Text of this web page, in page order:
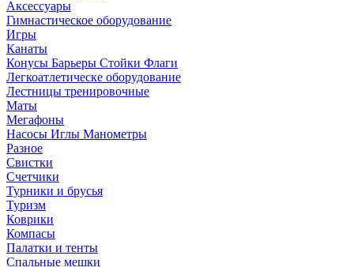
Аксессуары
Гимнастическое оборудование
Игры
Канаты
Конусы Барьеры Стойки Флаги
Легкоатлетическе оборудование
Лестницы тренировочные
Маты
Мегафоны
Насосы Иглы Манометры
Разное
Свистки
Счетчики
Турники и брусья
Туризм
Коврики
Компасы
Палатки и тенты
Спальные мешки